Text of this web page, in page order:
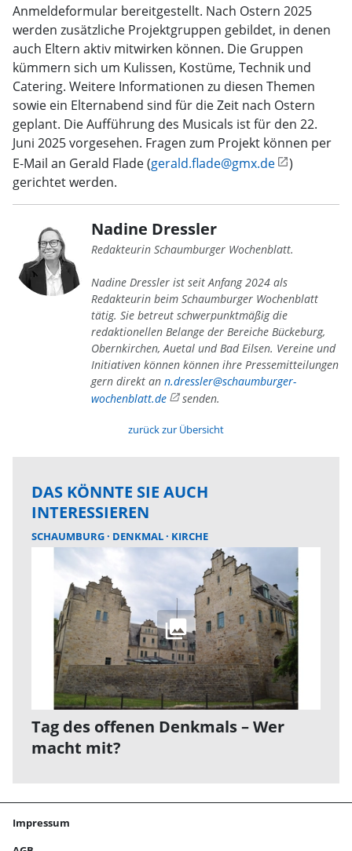
Anmeldeformular bereitgestellt. Nach Ostern 2025
werden zusätzliche Projektgruppen gebildet, in denen
auch Eltern aktiv mitwirken können. Die Gruppen
kümmern sich um Kulissen, Kostüme, Technik und
Catering. Weitere Informationen zu diesen Themen
sowie ein Elternabend sind für die Zeit nach Ostern
geplant. Die Aufführung des Musicals ist für den 22.
Juni 2025 vorgesehen. Fragen zum Projekt können per
E-Mail an Gerald Flade (gerald.flade@gmx.de
)
gerichtet werden.
Nadine Dressler
Redakteurin Schaumburger Wochenblatt.
Nadine Dressler ist seit Anfang 2024 als
Redakteurin beim Schaumburger Wochenblatt
tätig. Sie betreut schwerpunktmäßig die
redaktionellen Belange der Bereiche Bückeburg,
Obernkirchen, Auetal und Bad Eilsen. Vereine und
Initiativen können können ihre Pressemitteilungen
gern direkt an n.dressler@schaumburger-
wochenblatt.de
senden.
zurück zur Übersicht
DAS KÖNNTE SIE AUCH
INTERESSIEREN
SCHAUMBURG DENKMAL KIRCHE
Tag des offenen Denkmals – Wer
macht mit?
Impressum